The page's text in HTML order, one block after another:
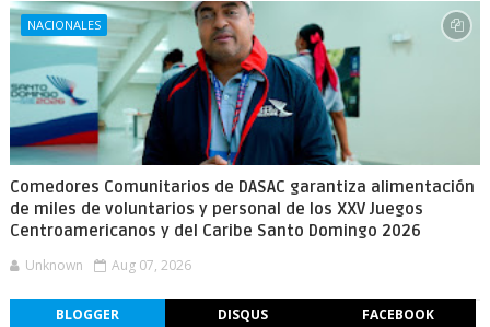
NACIONALES
Comedores Comunitarios de DASAC garantiza alimentación
de miles de voluntarios y personal de los XXV Juegos
Centroamericanos y del Caribe Santo Domingo 2026
Unknown Aug 07, 2026
BLOGGER DISQUS FACEBOOK